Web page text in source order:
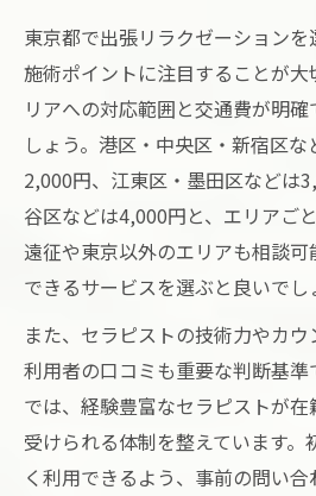
東京都で出張リラクゼーション
施術ポイントに注目することが大
リアへの対応範囲と交通費が明
しょう。港区・中央区・新宿区
2,000円、江東区・墨田区などは
谷区などは4,000円と、エリアご
遠征や東京以外のエリアも相談
できるサービスを選ぶと良いでし
また、セラピストの技術力やカウ
利用者の口コミも重要な判断基
では、経験豊富なセラピストが
受けられる体制を整えています。
く利用できるよう、事前の問い